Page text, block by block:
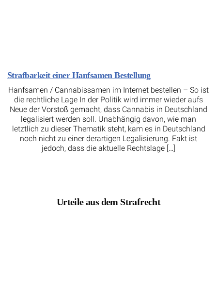
Strafbarkeit einer Hanfsamen Bestellung
Hanfsamen / Cannabissamen im Internet bestellen – So ist
die rechtliche Lage In der Politik wird immer wieder aufs
Neue der Vorstoß gemacht, dass Cannabis in Deutschland
legalisiert werden soll. Unabhängig davon, wie man
letztlich zu dieser Thematik steht, kam es in Deutschland
noch nicht zu einer derartigen Legalisierung. Fakt ist
jedoch, dass die aktuelle Rechtslage […]
Urteile aus dem Strafrecht